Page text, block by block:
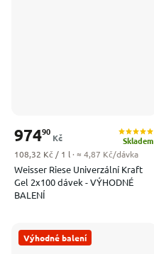
Weisser Riese Univerzální Kraft
Gel 2x100 dávek - VÝHODNÉ
BALENÍ
Skladem
97490
Kč
Měrná cena:
108,32 Kč / 1 l · ≈ 4,87 Kč/dávka
Výhodné balení